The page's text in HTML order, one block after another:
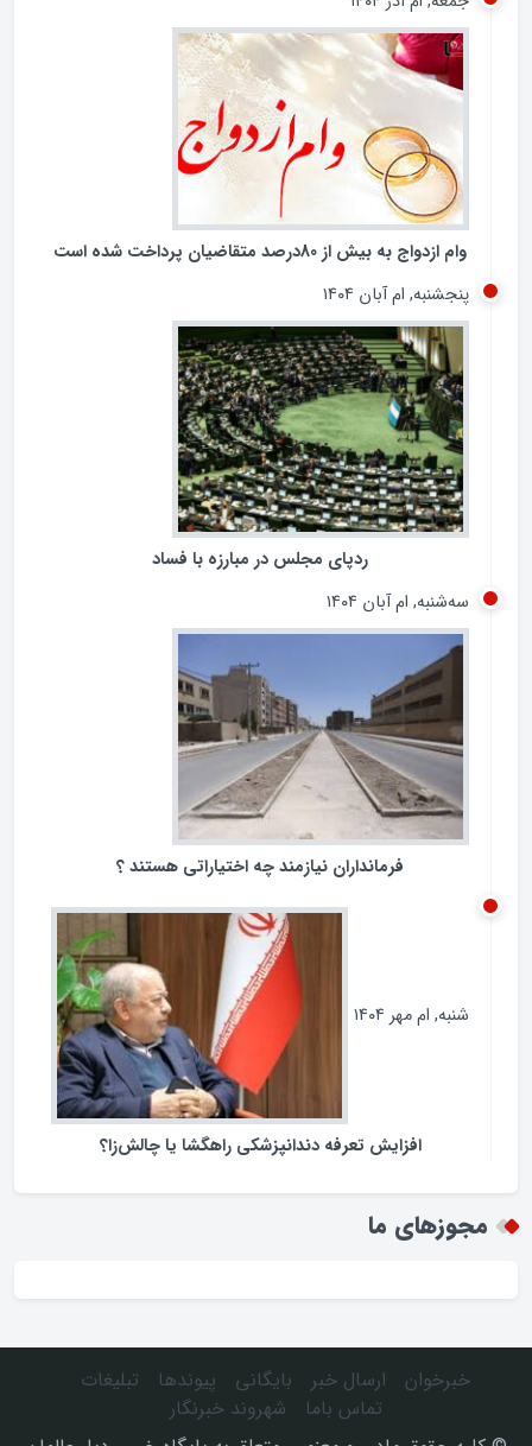
تشدید تخلفات در برخی بانک‌های خصوصی و شیوه‌های
غیرشفاف در پرداخت تسهیلات کلان، بار دیگر عملکرد شبکه
بانکی کشور را در معرض پرسش‌های جدی قرار داده است.
جمعه, ام آذر ۱۴۰۴
وام ازدواج به بیش از 80درصد متقاضیان پرداخت شده است
پنجشنبه, ام آبان ۱۴۰۴
ردپای مجلس در مبارزه با فساد
سه‌شنبه, ام آبان ۱۴۰۴
فرمانداران نیازمند چه اختیاراتی هستند ؟
افزایش تعرفه دندانپزشکی راهگشا یا چالش‌زا؟